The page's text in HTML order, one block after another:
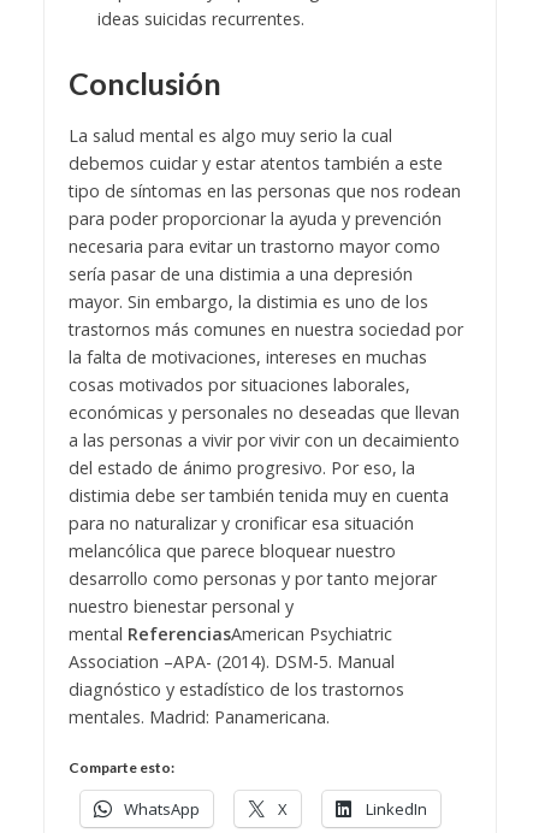
ideas suicidas recurrentes.
Conclusión
La salud mental es algo muy serio la cual
debemos cuidar y estar atentos también a este
tipo de síntomas en las personas que nos rodean
para poder proporcionar la ayuda y prevención
necesaria para evitar un trastorno mayor como
sería pasar de una distimia a una depresión
mayor. Sin embargo, la distimia es uno de los
trastornos más comunes en nuestra sociedad por
la falta de motivaciones, intereses en muchas
cosas motivados por situaciones laborales,
económicas y personales no deseadas que llevan
a las personas a vivir por vivir con un decaimiento
del estado de ánimo progresivo. Por eso, la
distimia debe ser también tenida muy en cuenta
para no naturalizar y cronificar esa situación
melancólica que parece bloquear nuestro
desarrollo como personas y por tanto mejorar
nuestro bienestar personal y
mental ReferenciasAmerican Psychiatric
Association –APA- (2014). DSM-5. Manual
diagnóstico y estadístico de los trastornos
mentales. Madrid: Panamericana.
Comparte esto:
WhatsApp X LinkedIn